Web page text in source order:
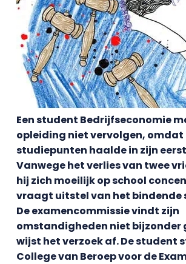
Een student Bedrijfseconomie
opleiding niet vervolgen, omdat
studiepunten haalde in zijn
Vanwege het verlies van twee
hij zich moeilijk op school
vraagt uitstel van het bindende
De examencommissie vindt zijn
omstandigheden niet bijzonder
wijst het verzoek af. De student
College van Beroep voor de